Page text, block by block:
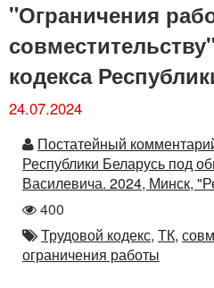
"Ограничения
кодекса
24.07.2024
Автор
Постатейный
Республики Беларусь под
Василевича. 2024, Минск,
Количество
просмотров
400
Автор
Трудовой кодекс, ТК,
ограничения работы